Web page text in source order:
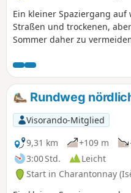
Ein kleiner Spaziergang
Straßen und trockenen,
Sommer daher zu
auf die Monts du Lyonnais
auf die Alpen, die
Rundweg
Visorando-Mitglied
9,31 km
+109 m
3:00 Std.
Leicht
Start in Charantonnay